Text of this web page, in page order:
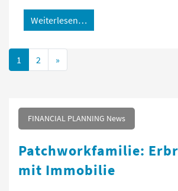
Weiterlesen…
Posts navigation
1 2 »
FINANCIAL PLANNING News
Patchworkfamilie:
mit Immobilie